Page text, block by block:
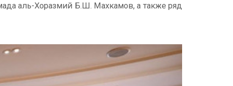
аль-Хоразмий Б.Ш. Махкамов, а также ряд